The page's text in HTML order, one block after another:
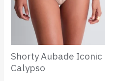
Shorty Aubade Iconic
Calypso